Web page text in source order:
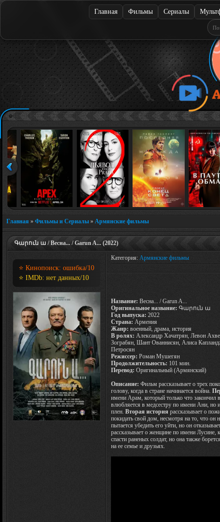
Главная Фильмы Сериалы
Главная » Фильмы и Сериалы » Армянские фильмы
Գարուն ա / Весна... / Garun A... (2022)
⭐ Кинопоиск: ошибка/10
⭐ IMDb: нет данных/10
Категория: Армянские фильмы
Название: Весна... / Garun A...
Оригинальное название: Գարուն ա
Год выпуска: 2022
Страна: Армения
Жанр: военный, драма, история
В ролях: Александр Хачатрян, Левон
Зограбян, Шант Ованнисян, Алиса
Петросян
Режиссер: Роман Мушегян
Продолжительность: 101 мин.
Перевод: Оригинальный (Армянский)
Описание: Фильм рассказывает о трех
голову, когда в стране начинается война.
имени Арам, который только что
влюбляется в медсестру по имени Ани, но
плен. Вторая история рассказывает о
покидать свой дом, несмотря на то, что он
пытается убедить его уйти, но он
рассказывает о женщине по имени Лусине,
спасти раненых солдат, но она также
на ее семье и друзьях.